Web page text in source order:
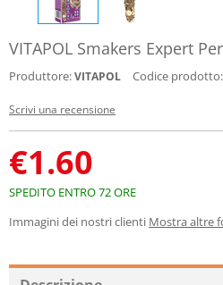
VITAPOL Smakers Expert
Produttore:VITAPOL Codice prodotto:
Scrivi una recensione
€1.60
SPEDITO ENTRO 72 ORE
Immagini dei nostri clienti Mostra altre